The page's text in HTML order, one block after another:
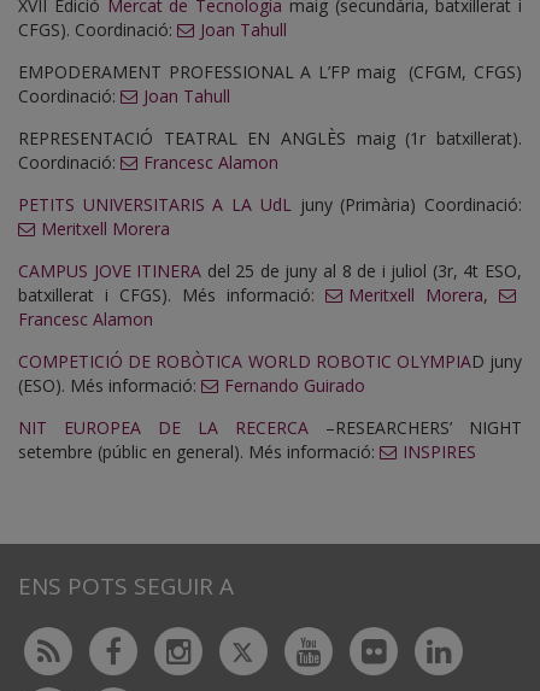
XVII Edició Mercat de Tecnologia maig (secundària, batxillerat i
CFGS). Coordinació:
Joan Tahull
EMPODERAMENT PROFESSIONAL A L’FP maig (CFGM, CFGS)
Coordinació:
Joan Tahull
REPRESENTACIÓ TEATRAL EN ANGLÈS maig (1r batxillerat).
Coordinació:
Francesc Alamon
PETITS UNIVERSITARIS A LA UdLjuny (Primària) Coordinació:
Meritxell Morera
CAMPUS JOVE ITINERA del 25 de juny al 8 de i juliol (3r, 4t ESO,
batxillerat i CFGS). Més informació:
Meritxell Morera,
Francesc Alamon
COMPETICIÓ DE ROBÒTICA WORLD ROBOTIC OLYMPIAD juny
(ESO). Més informació:
Fernando Guirado
NIT EUROPEA DE LA RECERCA –RESEARCHERS’ NIGHT
setembre (públic en general). Més informació:
INSPIRES
ENS POTS SEGUIR A
Rss FacebookInstagram
TwitterYoutubeFlickr